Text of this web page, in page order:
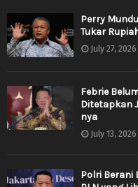
Perry
Tukar
July 27, 2026
Febrie
Ditetapkan
nya
July 13, 2026
Polri Berani